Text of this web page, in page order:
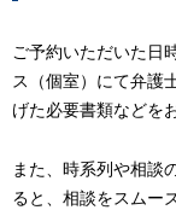
ご予約いただいた日
ス（個室）にて弁護
げた必要書類などを
また、時系列や相談
ると、相談をスムー